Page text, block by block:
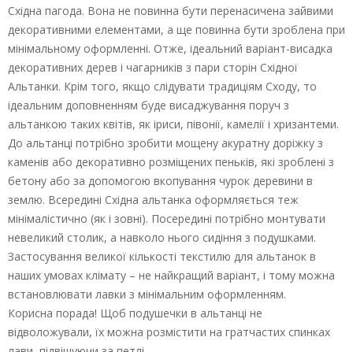
Східна пагода. Вона не повинна бути перенасичена зайвими
декоративними елементами, а ще повинна бути зроблена при
мінімальному оформленні. Отже, ідеальний варіант-висадка
декоративних дерев і чагарників з пари сторін Східної
Альтанки. Крім того, якщо слідувати традиціям Сходу, то
ідеальним доповненням буде висаджування поруч з
альтанкою таких квітів, як іриси, півонії, камелії і хризантеми.
До альтанці потрібно зробити мощену акуратну доріжку з
каменів або декоративно розміщених пеньків, які зроблені з
бетону або за допомогою вкопування чурок деревини в
землю. Всередині Східна альтанка оформляється теж
мінімалістично (як і зовні). Посередині потрібно монтувати
невеликий столик, а навколо нього сидіння з подушками.
Застосування великої кількості текстилю для альтанок в
наших умовах клімату – не найкращий варіант, і тому можна
встановлювати лавки з мінімальним оформленням.
Корисна порада! Щоб подушечки в альтанці не
відволожували, їх можна розмістити на гратчастих спинках